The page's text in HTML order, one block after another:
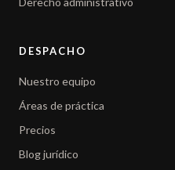
DESPACHO
Nuestro equipo
Áreas de práctica
Precios
Blog jurídico